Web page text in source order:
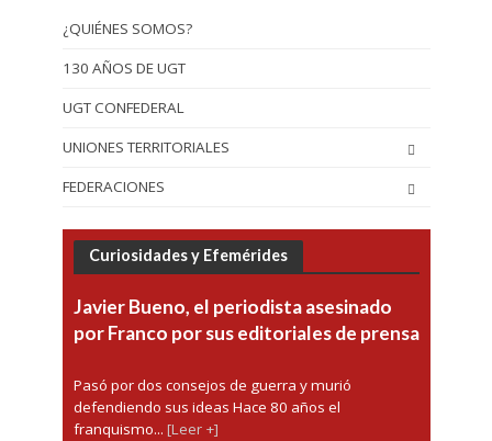
¿QUIÉNES SOMOS?
130 AÑOS DE UGT
UGT CONFEDERAL
UNIONES TERRITORIALES
FEDERACIONES
Curiosidades y Efemérides
Javier Bueno, el periodista asesinado
por Franco por sus editoriales de prensa
Pasó por dos consejos de guerra y murió
defendiendo sus ideas Hace 80 años el
franquismo... [Leer +]